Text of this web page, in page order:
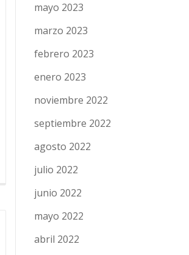
mayo 2023
marzo 2023
febrero 2023
enero 2023
noviembre 2022
septiembre 2022
agosto 2022
julio 2022
junio 2022
mayo 2022
abril 2022